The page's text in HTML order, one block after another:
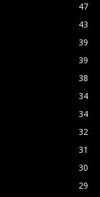
47
43
39
39
38
34
34
32
31
30
29